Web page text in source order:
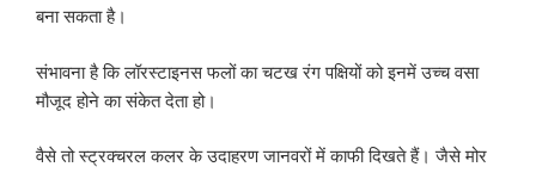
बना सकता है।
संभावना है कि लॉरस्टाइनस फलों का चटख रंग पक्षियों को इनमें उच्च वसा
मौजूद होने का संकेत देता हो।
वैसे तो स्ट्रक्चरल कलर के उदाहरण जानवरों में काफी दिखते हैं। जैसे मोर